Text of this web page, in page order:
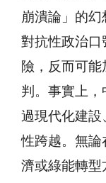
崩潰論」的
對抗性政治口
險，反而可
判。事實上
過現代化建設
性跨越。無論
濟或綠能轉型